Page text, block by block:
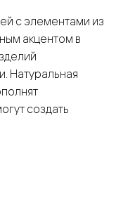
с элементами из
акцентом в
Натуральная
создать